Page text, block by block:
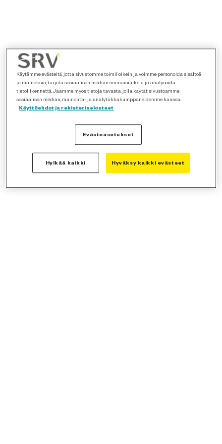
Käytämme evästeitä, jotta sivustomme toimii oikein ja voimme personoida sisältöä
ja mainoksia, tarjota sosiaalisen median ominaisuuksia ja analysoida
tietoliikennettä. Jaamme myös tietoja tavasta, jolla käytät sivustoamme
sosiaalisen median, mainonta- ja analytiikkakumppaneidemme kanssa.
Käyttöehdot ja rekisteriselosteet
Evästeasetukset
Hylkää kaikki Hyväksy kaikki evästeet